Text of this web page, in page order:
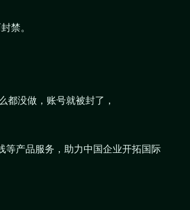
禁。
没做，账号就被封了，
等产品服务，助力中国企业开拓国际